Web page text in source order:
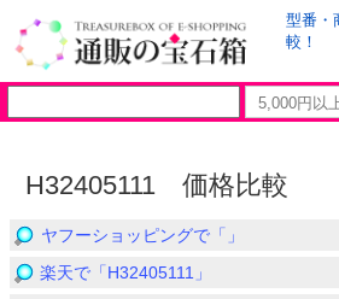
型番・
較！
H32405111 価格比較
ヤフーショッピングで「」
楽天で「H32405111」